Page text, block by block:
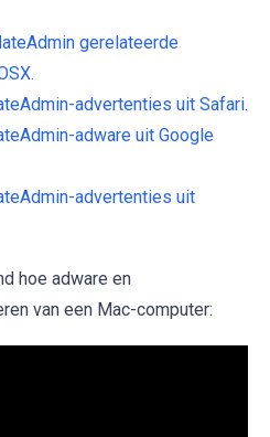
gerelateerde
advertenties uit Safari.
adware uit Google
advertenties uit
hoe adware en
van een Mac-computer: